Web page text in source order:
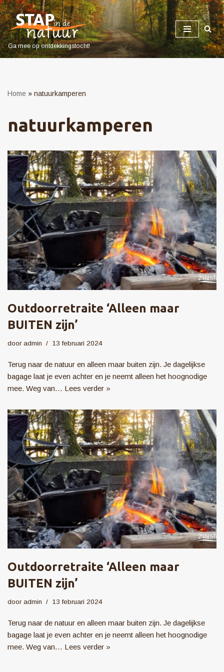
Ga
naar
de
Ga mee op ontdekkingstocht!
Home » natuurkamperen
natuurkamperen
Outdoorretraite ‘Alleen maar
BUITEN zijn’
door admin 13 februari 2024
Terug naar de natuur en alleen maar buiten zijn. Je dagelijkse
bagage laat je even achter en je neemt alleen het hoognodige
mee. Weg van… Lees verder »
Outdoorretraite ‘Alleen maar
BUITEN zijn’
door admin 13 februari 2024
Terug naar de natuur en alleen maar buiten zijn. Je dagelijkse
bagage laat je even achter en je neemt alleen het hoognodige
mee. Weg van… Lees verder »